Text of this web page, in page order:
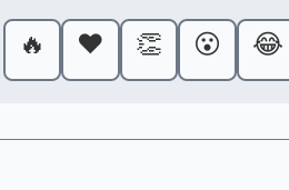
🔥 ❤️ 👏 😮 😂